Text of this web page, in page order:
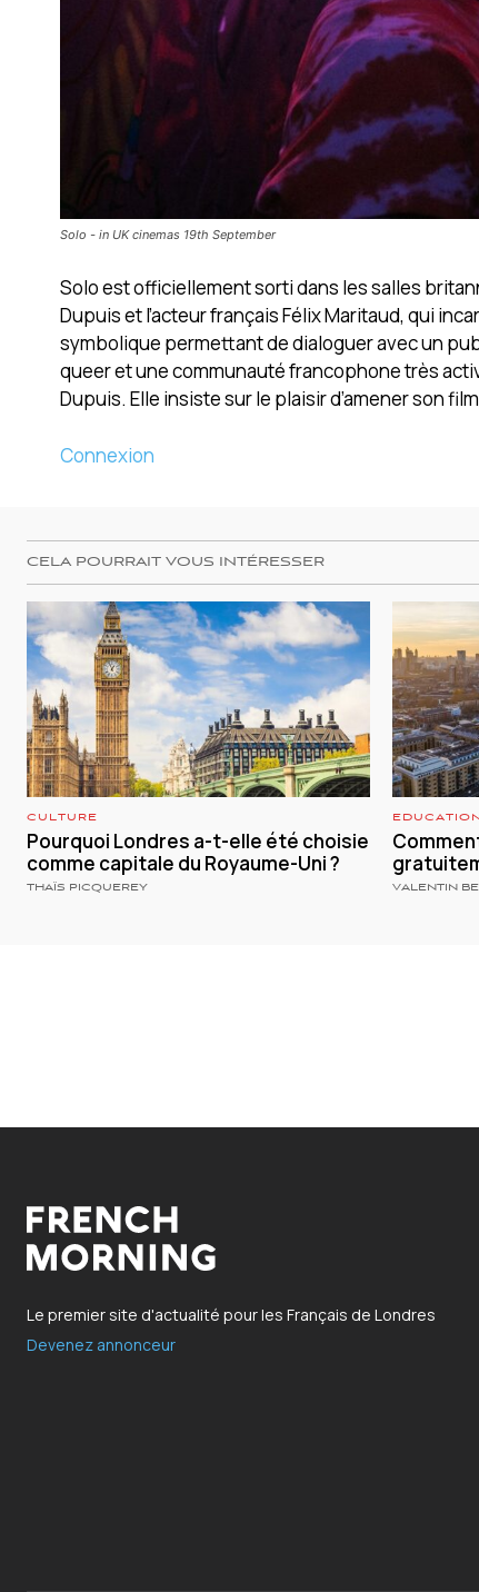
Solo - in UK cinemas 19th September
Solo est officiellement sorti dans les salles
Dupuis et l’acteur français Félix Maritaud, qui
symbolique permettant de dialoguer avec un
queer et une communauté francophone très
Dupuis. Elle insiste sur le plaisir d’amener son
Connexion
CELA POURRAIT VOUS INTÉRESSER
CULTURE
Pourquoi Londres a-t-elle été choisie
comme capitale du Royaume-Uni ?
THAÏS PICQUEREY VALENTIN
Le premier site d'actualité pour les Français de Londres
Devenez annonceur